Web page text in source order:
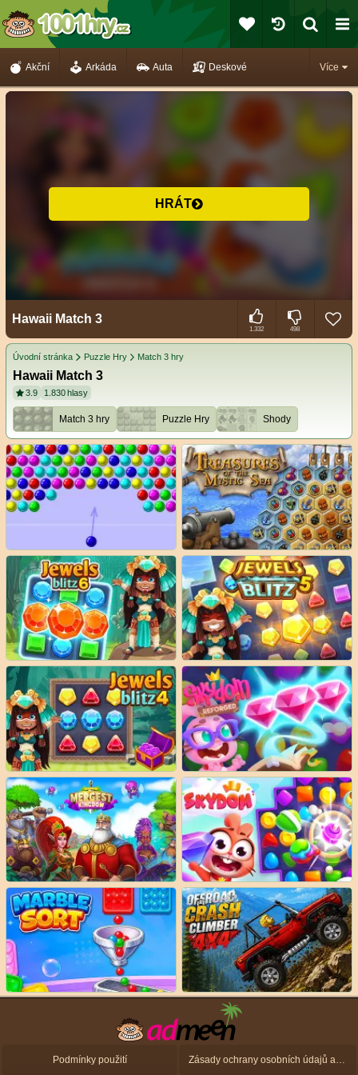
Více
Akční Arkáda Auta Deskové
HRÁT
Hawaii Match 3
1.332 498
Úvodní stránka Puzzle Hry Match 3 hry
Hawaii Match 3
3.9 1.830 hlasy
Match 3 hry Puzzle Hry Shody
Podmínky použití Zásady ochrany osobních údajů a zásady použití souborů cookie